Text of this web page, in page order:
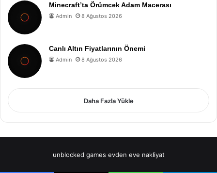
Minecraft’ta Örümcek Adam Macerası
Admin 8 Ağustos 2026
Canlı Altın Fiyatlarının Önemi
Admin 8 Ağustos 2026
Daha Fazla Yükle
unblocked games evden eve nakliyat